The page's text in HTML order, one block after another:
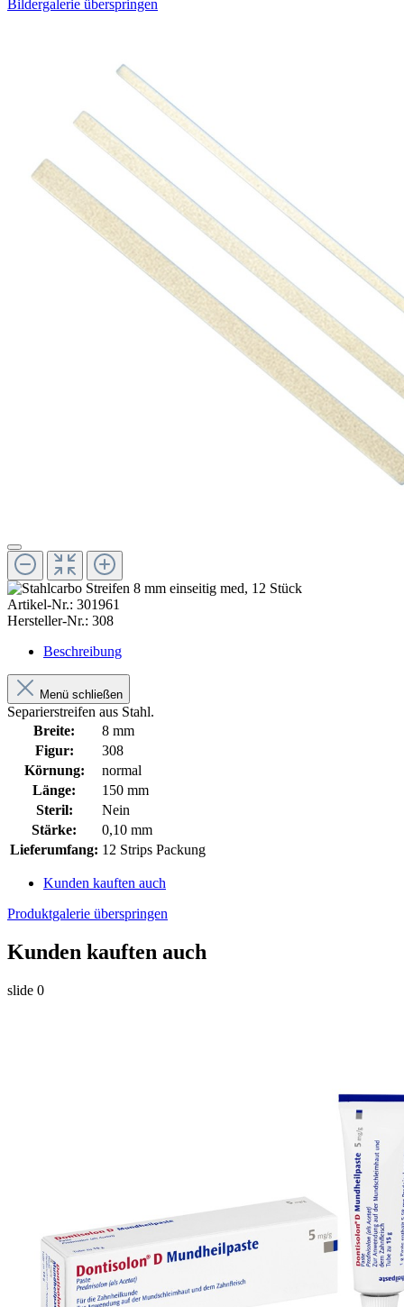
Bildergalerie überspringen
Artikel-Nr.: 301961
Hersteller-Nr.: 308
Beschreibung
Menü schließen
Separierstreifen aus Stahl.
Breite:
8 mm
Figur:
308
Körnung:
normal
Länge:
150 mm
Steril:
Nein
Stärke:
0,10 mm
Lieferumfang: 12 Strips Packung
Kunden kauften auch
Produktgalerie überspringen
Kunden kauften auch
slide 0